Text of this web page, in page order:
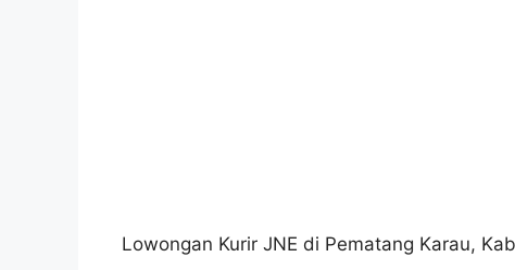
Lowongan Kurir JNE di Pematang Karau,